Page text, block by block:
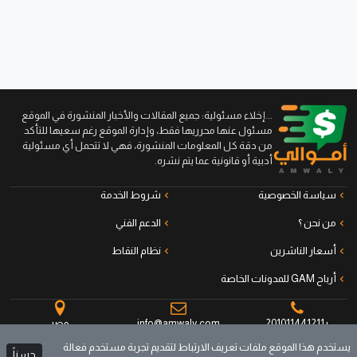
...إخلاء مسئولية: جميع المقالات والأخبار المنشورة في الموقع
مسئول عنها محرريها فقط، وإدارة الموقع رغم سعيها للتأكد
من دقة كل المعلومات المنشورة، فهي لا تتحمل أي مسئولية
أدبية أو قانونية عما يتم نشره.
سياسة الخصوصية شروط الخدمة
من نحن ؟ الدعم الفني
أسعار الناشرين نظام النقاط
أرباح GAM للمدونات الخاصة
+201011441211
info@amwaly.com
مصر
يستخدم هذا الموقع ملفات تعريف الارتباط لتقديم تجربة مستخدم فعالة
حسناً